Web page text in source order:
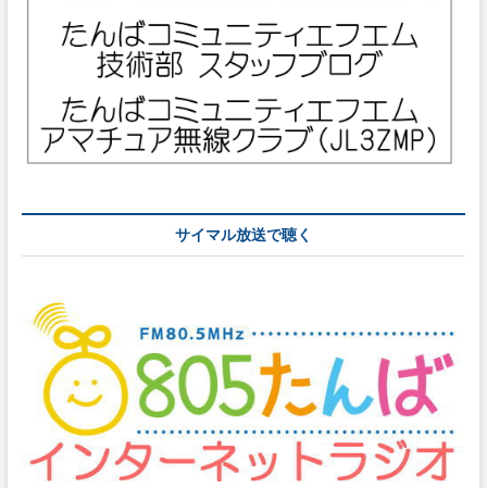
サイマル放送で聴く